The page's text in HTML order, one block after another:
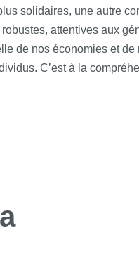
solidaires, une autre
attentives aux
de nos économies et
C’est à la